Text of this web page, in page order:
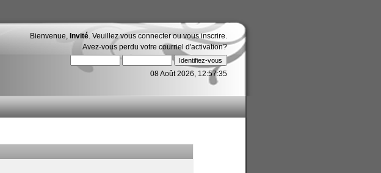
Bienvenue, Invité. Veuillezvous connecterou vous inscrire.
Avez-vous perdu votre courriel d'activation?
08 Août 2026, 12:57:35